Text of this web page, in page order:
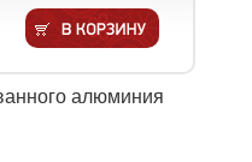
алюминия